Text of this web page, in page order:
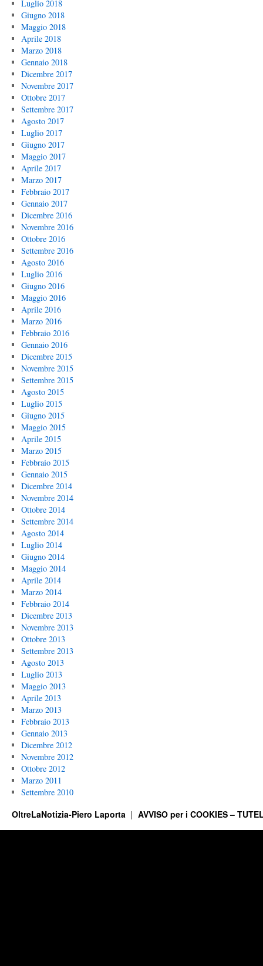
Luglio 2018
Giugno 2018
Maggio 2018
Aprile 2018
Marzo 2018
Gennaio 2018
Dicembre 2017
Novembre 2017
Ottobre 2017
Settembre 2017
Agosto 2017
Luglio 2017
Giugno 2017
Maggio 2017
Aprile 2017
Marzo 2017
Febbraio 2017
Gennaio 2017
Dicembre 2016
Novembre 2016
Ottobre 2016
Settembre 2016
Agosto 2016
Luglio 2016
Giugno 2016
Maggio 2016
Aprile 2016
Marzo 2016
Febbraio 2016
Gennaio 2016
Dicembre 2015
Novembre 2015
Settembre 2015
Agosto 2015
Luglio 2015
Giugno 2015
Maggio 2015
Aprile 2015
Marzo 2015
Febbraio 2015
Gennaio 2015
Dicembre 2014
Novembre 2014
Ottobre 2014
Settembre 2014
Agosto 2014
Luglio 2014
Giugno 2014
Maggio 2014
Aprile 2014
Marzo 2014
Febbraio 2014
Dicembre 2013
Novembre 2013
Ottobre 2013
Settembre 2013
Agosto 2013
Luglio 2013
Maggio 2013
Aprile 2013
Marzo 2013
Febbraio 2013
Gennaio 2013
Dicembre 2012
Novembre 2012
Ottobre 2012
Marzo 2011
Settembre 2010
OltreLaNotizia-Piero Laporta AVVISO per i COOKIES –